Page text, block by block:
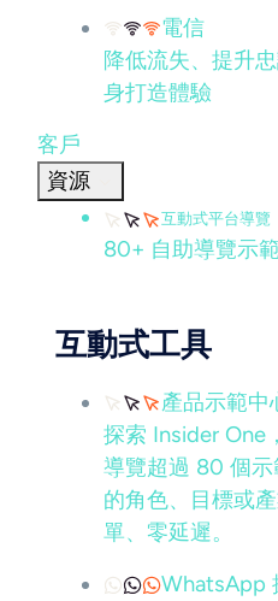
電信
降低流失、提升
身打造體驗
客戶
資源
互動式平台導覽
80+ 自助導覽示
互動式工具
產品示範中
探索 Insider One
導覽超過 80 個
的角色、目標或
單、零延遲。
WhatsApp